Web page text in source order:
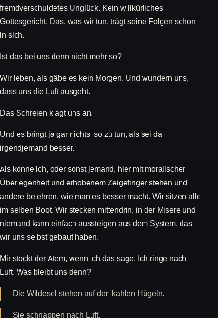
fremdverschuldetes Unglück. Kein willkürliches
Gottesgericht. Das, was wir tun, trägt seine Folgen schon
in sich.
Ist das bei uns denn nicht mehr so?
Wir leben, als gäbe es kein Morgen. Und wundern uns,
dass uns die Luft ausgeht.
Das Schreien klagt uns an.
Und es bringt ja gar nichts, so zu tun, als sei da
irgendjemand besser.
Als könne ich, oder sonst jemand, hier mit moralischer
Überlegenheit und erhobenem Zeigefinger stehen und
andere belehren, wie man es besser macht. Wir sitzen alle
im selben Boot. Wir stecken mittendrin, in der Misere und
niemand kann einfach aussteigen aus dem System, das
wir uns selbst gebaut haben.
Mir stockt der Atem, wenn ich das sage. Ich ringe nach
Luft. Was bleibt uns denn?
Die Wildesel stehen auf den kahlen Hügeln.
Sie schnappen nach Luft.